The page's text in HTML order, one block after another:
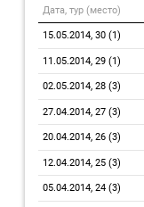
Дата, тур (место)
15.05.2014, 30 (1)
11.05.2014, 29 (1)
02.05.2014, 28 (3)
27.04.2014, 27 (3)
20.04.2014, 26 (3)
12.04.2014, 25 (3)
05.04.2014, 24 (3)